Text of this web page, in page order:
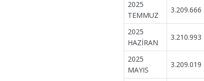
2025
TEMMUZ
3.209.666
2025
HAZİRAN
3.210.993
2025
MAYIS
3.209.019